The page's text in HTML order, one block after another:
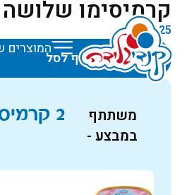
המוצרים
קרמיסימו
₪25
הוסף לסל
משתתף
במבצע -
2 קרמיסימו שלושה שוקולדים ב